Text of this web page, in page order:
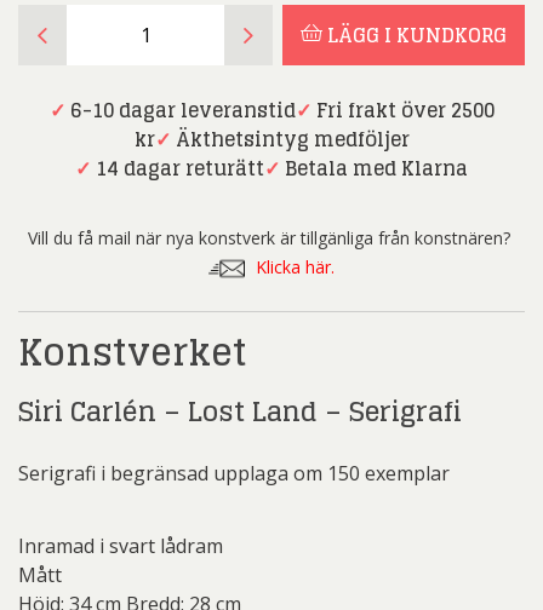
Carlén
Lost
LÄGG I KUNDKORG
✓ 6-10 dagar leveranstid✓ Fri frakt över 2500
kr✓ Äkthetsintyg medföljer
✓ 14 dagar returätt✓ Betala med Klarna
Vill du få mail när nya konstverk är tillgänliga från konstnären?
Klicka här.
Konstverket
Siri Carlén – Lost Land – Serigrafi
Serigrafi i begränsad upplaga om 150 exemplar
Inramad i svart lådram
Mått
Höjd: 34 cm Bredd: 28 cm